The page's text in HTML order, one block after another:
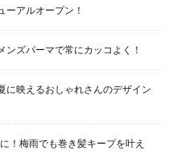
区東野田町２丁目９－２３ 晃進ビル2F
園九番町1-2 フラットライフワーク1F
ーアルオープン！
ンズパーマで常にカッコよく！
に映えるおしゃれさんのデザイン
！梅雨でも巻き髪キープを叶え